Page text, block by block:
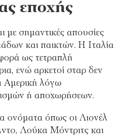
εποχής
με σημαντικές απουσίες
και παικτών. Η Ιταλία
ως τετραπλή
ενώ αρκετοί σταρ δεν
Αμερική λόγω
ή αποχωρήσεων.
ονόματα όπως οι Λιονέλ
Λούκα Μόντριτς και